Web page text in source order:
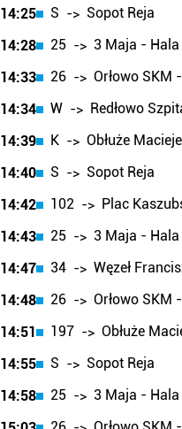
14:25
S -> Sopot Reja
14:28
25 -> 3 Maja - Hala
14:33
26 -> Orłowo SKM
14:34
W -> Redłowo
14:39
K -> Obłuże
14:40
S -> Sopot Reja
14:42
102 -> Plac
14:43
25 -> 3 Maja - Hala
14:47
34 -> Węzeł
14:48
26 -> Orłowo SKM
14:51
197 -> Obłuże
14:55
S -> Sopot Reja
14:58
25 -> 3 Maja - Hala